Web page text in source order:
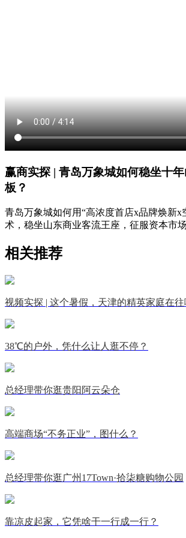
赢商实探 | 青岛万象城如何稳坐十
板？
青岛万象城如何用“高浓度首店x品牌焕新x
术，稳坐山东商业客流王座，征服资本市
相关推荐
视频实探 | 这个暑假，天津的精英家庭在往
38℃的户外，凭什么让人逛不停？
总经理带你逛贵阳阿云朵仓
高端商场“不务正业”，图什么？
总经理带你逛广州17Town·拾柒糖购物公园
靠凉皮起家，它凭啥干一行成一行？